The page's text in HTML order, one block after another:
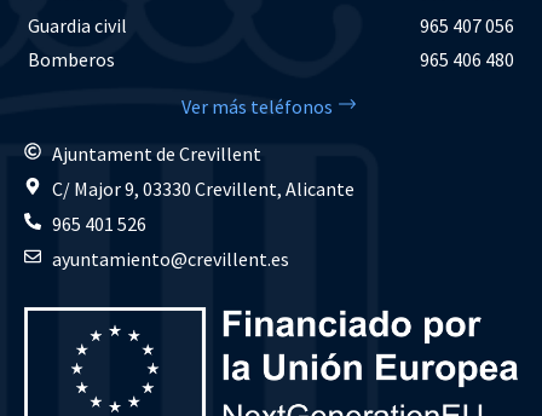
Guardia civil
965 407 056
Bomberos
965 406 480
Ver más teléfonos
Ajuntament de Crevillent
C/ Major 9, 03330 Crevillent, Alicante
965 401 526
ayuntamiento@crevillent.es